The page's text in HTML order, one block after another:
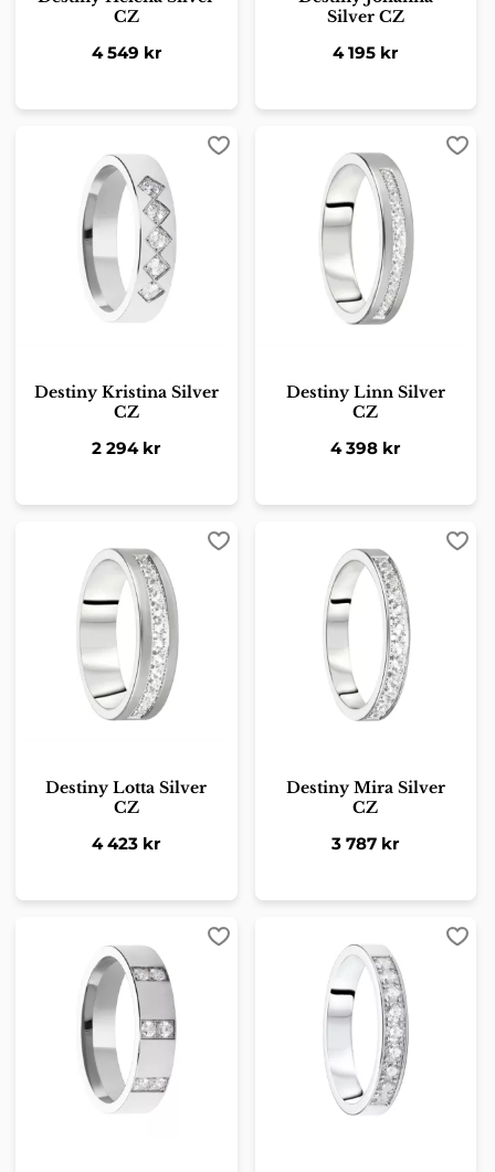
CZ
4 549 kr
Silver CZ
4 195 kr
Destiny Kristina Silver
CZ
2 294kr
Lägg till i favoriter
Destiny Linn Silver
CZ
4 398 kr
Destiny Lotta Silver
CZ
4 423 kr
Lägg till i favoriter
Destiny Mira Silver
CZ
3 787 kr
Lägg till i favoriter